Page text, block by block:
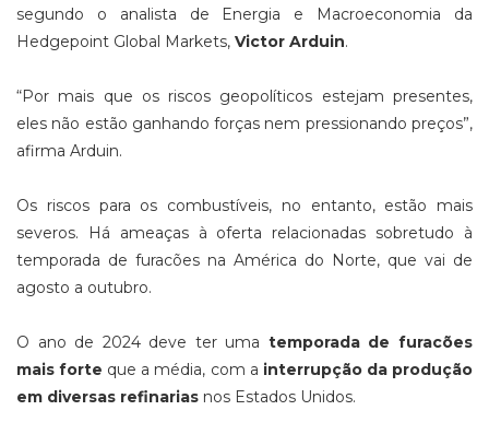
segundo o analista de Energia e Macroeconomia da
Hedgepoint Global Markets, Victor Arduin.
“Por mais que os riscos geopolíticos estejam presentes,
eles não estão ganhando forças nem pressionando preços”,
afirma Arduin.
Os riscos para os combustíveis, no entanto, estão mais
severos. Há ameaças à oferta relacionadas sobretudo à
temporada de furacões na América do Norte, que vai de
agosto a outubro.
O ano de 2024 deve ter uma temporada de furacões
mais forte que a média, com a interrupção da produção
em diversas refinarias nos Estados Unidos.